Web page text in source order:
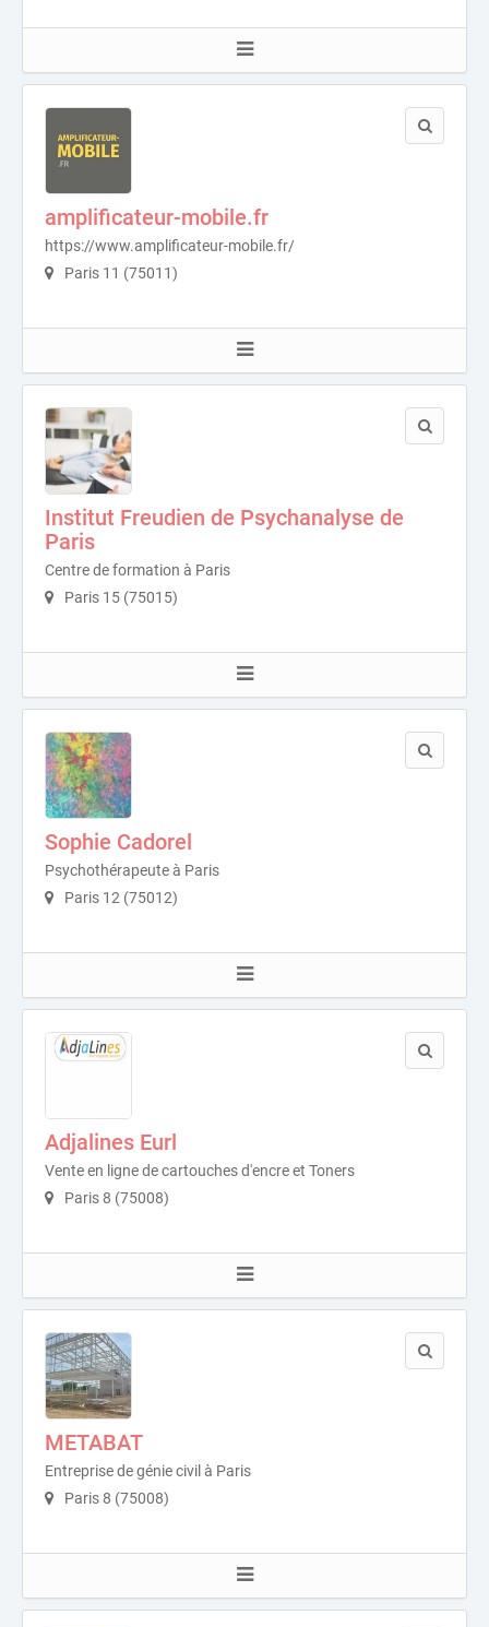
amplificateur-mobile.fr
https://www.amplificateur-mobile.fr/
Paris 11 (75011)
Institut Freudien de Psychanalyse de
Paris
Centre de formation à Paris
Paris 15 (75015)
Sophie Cadorel
Psychothérapeute à Paris
Paris 12 (75012)
Adjalines Eurl
Vente en ligne de cartouches d'encre et Toners
Paris 8 (75008)
METABAT
Entreprise de génie civil à Paris
Paris 8 (75008)